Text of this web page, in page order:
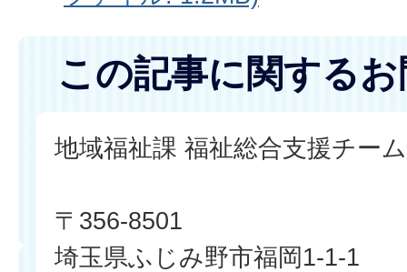
この記事に関する
地域福祉課 福祉総合支援チーム
〒356-8501
埼玉県ふじみ野市福岡1-1-1